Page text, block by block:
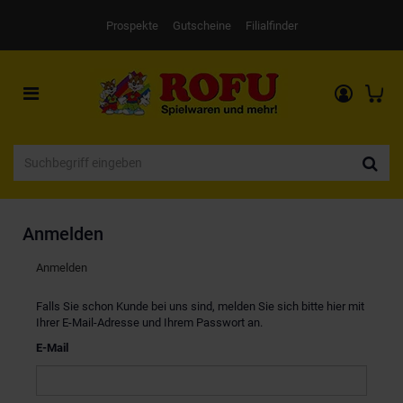
Prospekte Gutscheine Filialfinder
Toggle
navigation
Anmelden
Anmelden
Falls Sie schon Kunde bei uns sind, melden Sie sich bitte hier mit
Ihrer E-Mail-Adresse und Ihrem Passwort an.
E-Mail